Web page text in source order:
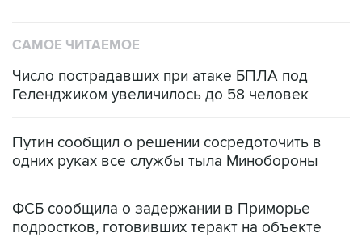
САМОЕ ЧИТАЕМОЕ
Число пострадавших при атаке БПЛА под
Геленджиком увеличилось до 58 человек
Путин сообщил о решении сосредоточить в
одних руках все службы тыла Минобороны
ФСБ сообщила о задержании в Приморье
подростков, готовивших теракт на объекте